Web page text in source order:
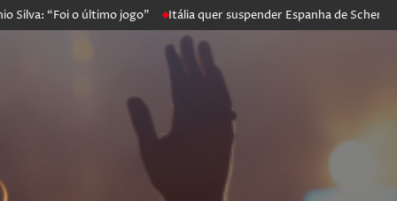
o último jogo” Itália quer suspender Espanha de Schengen.